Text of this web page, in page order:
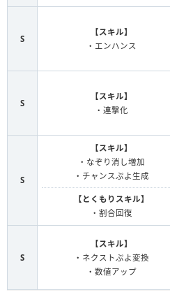
S
【スキル】
・エンハンス
S
【スキル】
・連撃化
S
【スキル】
・なぞり消し増加
・チャンスぷよ生成
【とくもりスキル】
・割合回復
S
【スキル】
・ネクストぷよ変換
・数値アップ